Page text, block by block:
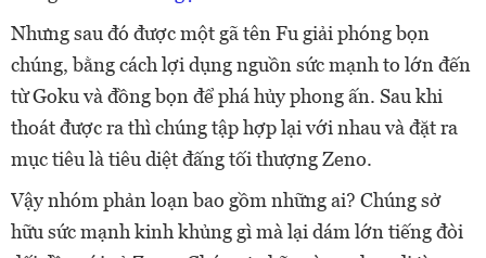
Nhưng sau đó được một gã tên Fu giải phóng bọn
chúng, bằng cách lợi dụng nguồn sức mạnh to lớn đến
từ Goku và đồng bọn để phá hủy phong ấn. Sau khi
thoát được ra thì chúng tập hợp lại với nhau và đặt ra
mục tiêu là tiêu diệt đấng tối thượng Zeno.
Vậy nhóm phản loạn bao gồm những ai? Chúng sở
hữu sức mạnh kinh khủng gì mà lại dám lớn tiếng đòi